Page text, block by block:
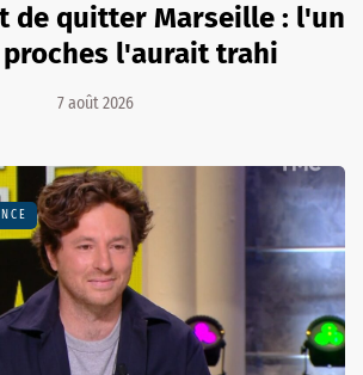
de quitter Marseille : l'un
proches l'aurait trahi
7 août 2026